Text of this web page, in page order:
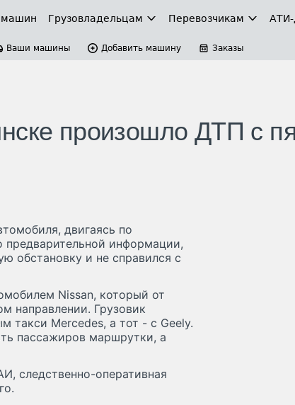
машин Грузовладельцам Перевозчикам
Ваши машины Добавить машину Заказы
произошло ДТП с
двигаясь по
информации,
обстановку и не справился с
Nissan, который от
направлении. Грузовик
такси Mercedes, а тот - с Geely.
пассажиров маршрутки, а
следственно-оперативная